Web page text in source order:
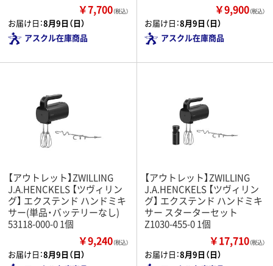
￥7,700（税込）
お届け日：8月9日（日）
アスクル在庫商品
￥9,900（税込）
お届け日：8月9日（日）
アスクル在庫商品
【アウトレット】ZWILLING
J.A.HENCKELS 【ツヴィリン
グ】 エクステンド ハンドミキ
サー(単品・バッテリーなし)
53118-000-0 1個
￥9,240（税込）
お届け日：8月9日（日）
【アウトレット】ZWILLING
J.A.HENCKELS 【ツヴィリン
グ】 エクステンド ハンドミキ
サー スターターセット
Z1030-455-0 1個
￥17,710（税込）
お届け日：8月9日（日）